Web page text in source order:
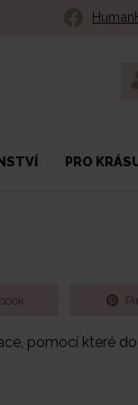
pomocí které
PRO